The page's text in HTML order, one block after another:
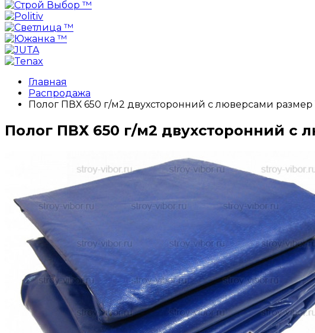
Главная
Распродажа
Полог ПВХ 650 г/м2 двухсторонний с люверсами размер
Полог ПВХ 650 г/м2 двухсторонний с